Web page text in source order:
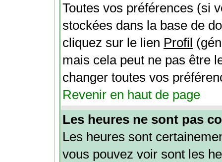
Toutes vos préférences (si
stockées dans la base de
cliquez sur le lien Profil
mais cela peut ne pas être
changer toutes vos
Revenir en haut de page
Les heures ne sont pas
Les heures sont
vous pouvez voir sont les